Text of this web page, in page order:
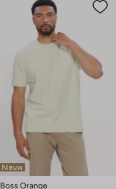
Nieuw
Boss Orange